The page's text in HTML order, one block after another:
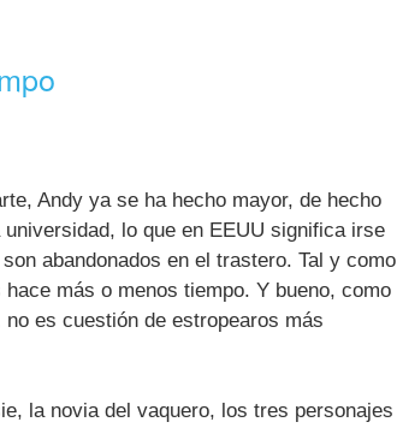
Andy ya se ha hecho mayor, de hecho
lo que en EEUU significa irse
abandonados en el trastero. Tal y como
más o menos tiempo. Y bueno, como
es cuestión de estropearos más
la novia del vaquero, los tres personajes